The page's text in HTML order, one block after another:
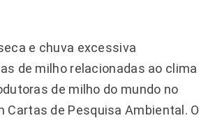
e chuva excessiva
de milho relacionadas ao clima
de milho do mundo no
Cartas de Pesquisa Ambiental. O